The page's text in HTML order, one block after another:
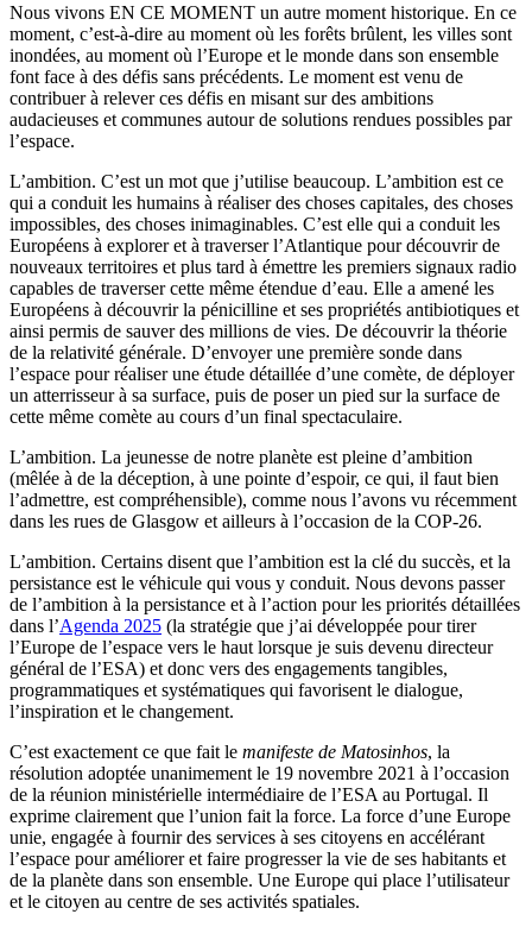
Nous vivons EN CE MOMENT un autre moment historique. En ce
moment, c’est-à-dire au moment où les forêts brûlent, les villes sont
inondées, au moment où l’Europe et le monde dans son ensemble
font face à des défis sans précédents. Le moment est venu de
contribuer à relever ces défis en misant sur des ambitions
audacieuses et communes autour de solutions rendues possibles par
l’espace.
L’ambition. C’est un mot que j’utilise beaucoup. L’ambition est ce
qui a conduit les humains à réaliser des choses capitales, des choses
impossibles, des choses inimaginables. C’est elle qui a conduit les
Européens à explorer et à traverser l’Atlantique pour découvrir de
nouveaux territoires et plus tard à émettre les premiers signaux radio
capables de traverser cette même étendue d’eau. Elle a amené les
Européens à découvrir la pénicilline et ses propriétés antibiotiques et
ainsi permis de sauver des millions de vies. De découvrir la théorie
de la relativité générale. D’envoyer une première sonde dans
l’espace pour réaliser une étude détaillée d’une comète, de déployer
un atterrisseur à sa surface, puis de poser un pied sur la surface de
cette même comète au cours d’un final spectaculaire.
L’ambition. La jeunesse de notre planète est pleine d’ambition
(mêlée à de la déception, à une pointe d’espoir, ce qui, il faut bien
l’admettre, est compréhensible), comme nous l’avons vu récemment
dans les rues de Glasgow et ailleurs à l’occasion de la COP-26.
L’ambition. Certains disent que l’ambition est la clé du succès, et la
persistance est le véhicule qui vous y conduit. Nous devons passer
de l’ambition à la persistance et à l’action pour les priorités détaillées
dans l’Agenda 2025 (la stratégie que j’ai développée pour tirer
l’Europe de l’espace vers le haut lorsque je suis devenu directeur
général de l’ESA) et donc vers des engagements tangibles,
programmatiques et systématiques qui favorisent le dialogue,
l’inspiration et le changement.
C’est exactement ce que fait le manifeste de Matosinhos, la
résolution adoptée unanimement le 19 novembre 2021 à l’occasion
de la réunion ministérielle intermédiaire de l’ESA au Portugal. Il
exprime clairement que l’union fait la force. La force d’une Europe
unie, engagée à fournir des services à ses citoyens en accélérant
l’espace pour améliorer et faire progresser la vie de ses habitants et
de la planète dans son ensemble. Une Europe qui place l’utilisateur
et le citoyen au centre de ses activités spatiales.